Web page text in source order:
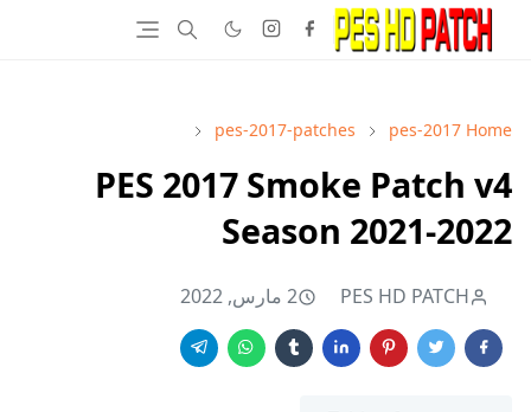
Home
pes-2017
pes-2017-patches
PES 2017 Smoke Patch v4
Season 2021-2022
PES HD PATCH 2 مارس, 2022